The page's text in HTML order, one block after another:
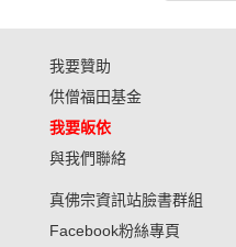
我要贊助
供僧福田基金
我要皈依
與我們聯絡
真佛宗資訊站臉書群組
Facebook粉絲專頁